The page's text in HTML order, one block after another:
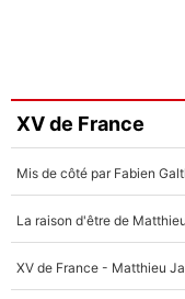
XV de France